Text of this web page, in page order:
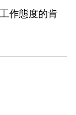
作態度的肯